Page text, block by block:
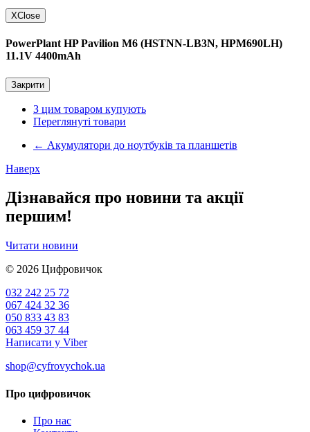
XClose
PowerPlant HP Pavilion M6 (HSTNN-LB3N, HPM690LH)
11.1V 4400mAh
Закрити
З цим товаром купують
Переглянуті товари
← Акумулятори до ноутбуків та планшетів
Наверх
Дізнавайся про новини та акції
першим!
Читати новини
© 2026 Цифровичок
032 242 25 72
067 424 32 36
050 833 43 83
063 459 37 44
Написати у Viber
shop@cyfrovychok.ua
Про цифровичок
Про нас